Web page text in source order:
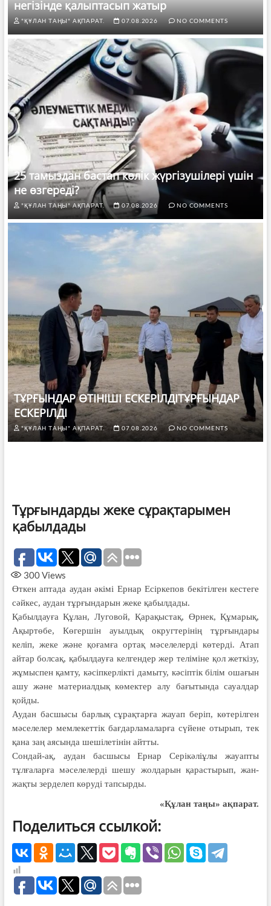
негізінде қалыптасып жатыр
"ҚҰЛАН ТАҢЫ" АҚПАРАТ. 07.08.2026 NO COMMENTS
25 тамыздан бастап көлік жүргізушілері үшін
не өзгереді?
"ҚҰЛАН ТАҢЫ" АҚПАРАТ. 07.08.2026 NO COMMENTS
ТҰРҒЫНДАР ӨТІНІШІ ЕСКЕРІЛДІТҰРҒЫНДАР
ЕСКЕРІЛДІ
"ҚҰЛАН ТАҢЫ" АҚПАРАТ. 07.08.2026 NO COMMENTS
Тұрғындарды жеке сұрақтарымен
қабылдады
300Views
Өткен аптада аудан әкімі Ернар Есіркепов бекітілген кестеге
сәйкес, аудан тұрғындарын жеке қабылдады.
Қабылдауға Құлан, Луговой, Қарақыстақ, Өрнек, Құмарық,
Ақыртөбе, Көгершін ауылдық округтерінің тұрғындары
келіп, жеке және қоғамға ортақ мәселелерді көтерді. Атап
айтар болсақ, қабылдауға келгендер жер теліміне қол жеткізу,
жұмыспен қамту, кәсіпкерлікті дамыту, кәсіптік білім ошағын
ашу және материалдық көмектер алу бағытында сауалдар
қойды.
Аудан басшысы барлық сұрақтарға жауап беріп, көтерілген
мәселелер мемлекеттік бағдарламаларға сүйене отырып, тек
қана заң аясында шешілетінін айтты.
Сондай-ақ, аудан басшысы Ернар Серікәліұлы жауапты
тұлғаларға мәселелерді шешу жолдарын қарастырып, жан-
жақты зерделеп көруді тапсырды.
«Құлан таңы» ақпарат.
Поделиться ссылкой: